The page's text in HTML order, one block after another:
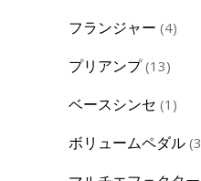
フランジャー 44
プリアンプ 1313
ベースシンセ 1 1
ボリュームペダル 3